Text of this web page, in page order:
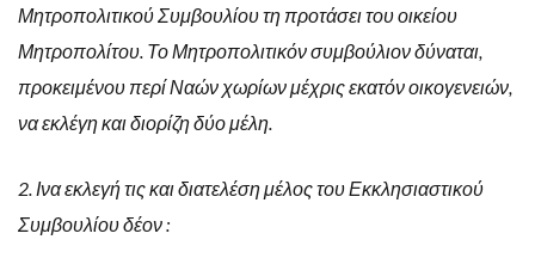
Μητροπολιτικού Συμβουλίου τη προτάσει του οικείου
Μητροπολίτου. Το Μητροπολιτικόν συμβούλιον δύναται,
προκειμένου περί Ναών χωρίων μέχρις εκατόν οικογενειών,
να εκλέγη και διορίζη δύο μέλη.
2. Ινα εκλεγή τις και διατελέση μέλος του Εκκλησιαστικού
Συμβουλίου δέον :